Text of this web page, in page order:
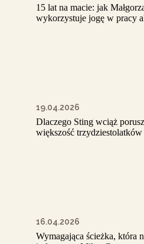
15 lat na macie: jak
wykorzystuje jogę w pracy
19.04.2026
Dlaczego Sting wciąż
większość trzydziestolatków
16.04.2026
Wymagająca ścieżka, która